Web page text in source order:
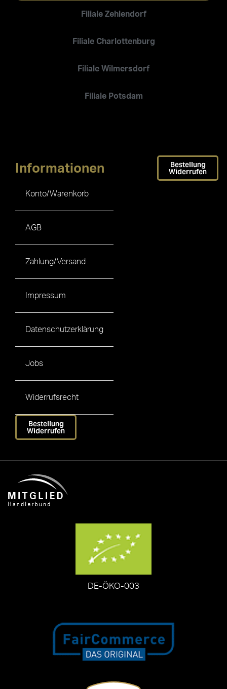
Filiale Zehlendorf
Filiale Charlottenburg
Filiale Wilmersdorf
Filiale Potsdam
Informationen
Konto/Warenkorb
AGB
Zahlung/Versand
Impressum
Datenschutzerklärung
Jobs
Widerrufsrecht
Bestellung
Widerrufen
Bestellung
Widerrufen
DE-ÖKO-003